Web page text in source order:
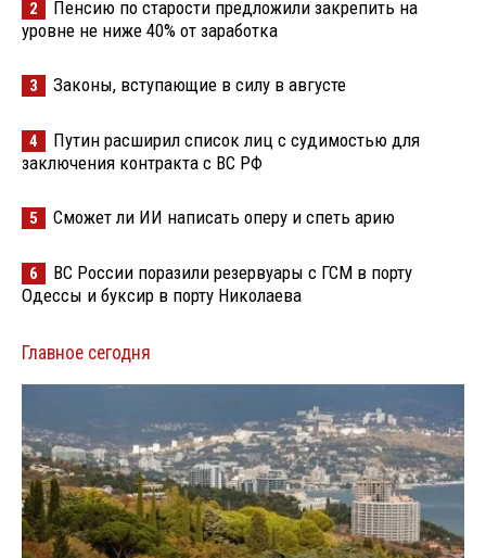
2
Пенсию по старости предложили закрепить на
уровне не ниже 40% от заработка
3 Законы, вступающие в силу в августе
4
Путин расширил список лиц с судимостью для
заключения контракта с ВС РФ
5 Сможет ли ИИ написать оперу и спеть арию
6
ВС России поразили резервуары с ГСМ в порту
Одессы и буксир в порту Николаева
Главное сегодня